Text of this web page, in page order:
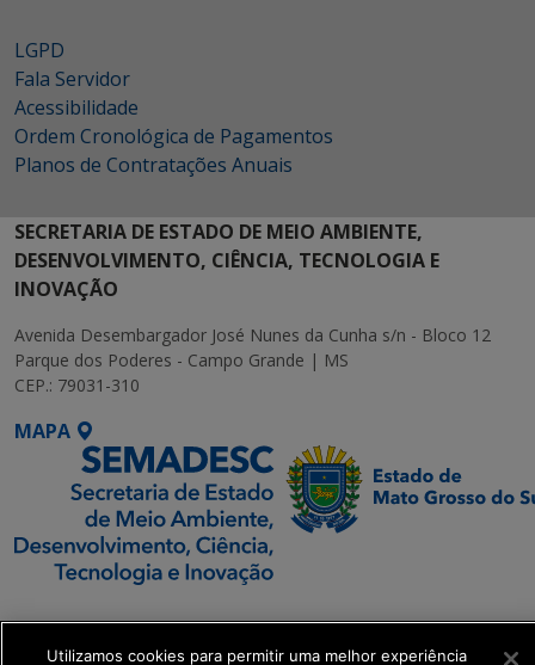
LGPD
Fala Servidor
Acessibilidade
Ordem Cronológica de Pagamentos
Planos de Contratações Anuais
SECRETARIA DE ESTADO DE MEIO AMBIENTE,
DESENVOLVIMENTO, CIÊNCIA, TECNOLOGIA E
INOVAÇÃO
Avenida Desembargador José Nunes da Cunha s/n - Bloco 12
Parque dos Poderes - Campo Grande | MS
CEP.: 79031-310
MAPA
SETDIG | Secretaria-
Executiva de
Utilizamos cookies para permitir uma melhor experiência